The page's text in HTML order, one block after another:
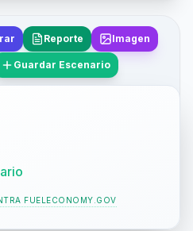
Reporte Imagen
Guardar Escenario
FUELECONOMY.GOV